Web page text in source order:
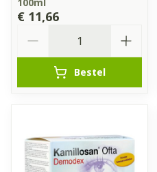
€ 11,66
Bestel